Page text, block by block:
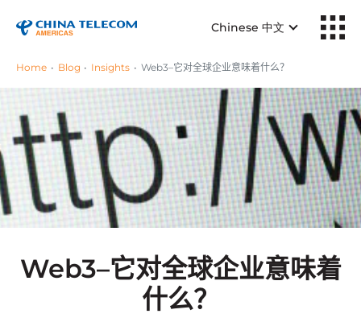
Chinese 中文
Home Blog Insights Web3–它对全球企业意味着什么？
Web3–它对全球企业意味着
什么？